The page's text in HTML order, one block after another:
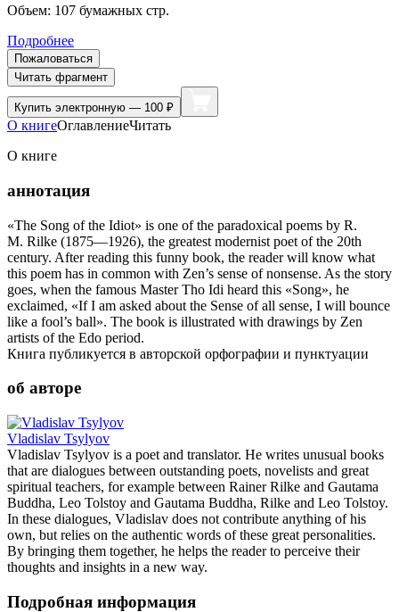
Объем: 107 бумажных стр.
Подробнее
Пожаловаться
Читать фрагмент
Купить электронную — 100 ₽
О книгеОглавлениеЧитать
О книге
аннотация
«The Song of the Idiot» is one of the paradoxical poems by R.
M. Rilke (1875—1926), the greatest modernist poet of the 20th
century. After reading this funny book, the reader will know what
this poem has in common with Zen’s sense of nonsense. As the story
goes, when the famous Master Tho Idi heard this «Song», he
exclaimed, «If I am asked about the Sense of all sense, I will bounce
like a fool’s ball». The book is illustrated with drawings by Zen
artists of the Edo period.
Книга публикуется в авторской орфографии и пунктуации
об авторе
Vladislav Tsylyov
Vladislav Tsylyov is a poet and translator. He writes unusual books
that are dialogues between outstanding poets, novelists and great
spiritual teachers, for example between Rainer Rilke and Gautama
Buddha, Leo Tolstoy and Gautama Buddha, Rilke and Leo Tolstoy.
In these dialogues, Vladislav does not contribute anything of his
own, but relies on the authentic words of these great personalities.
By bringing them together, he helps the reader to perceive their
thoughts and insights in a new way.
Подробная информация